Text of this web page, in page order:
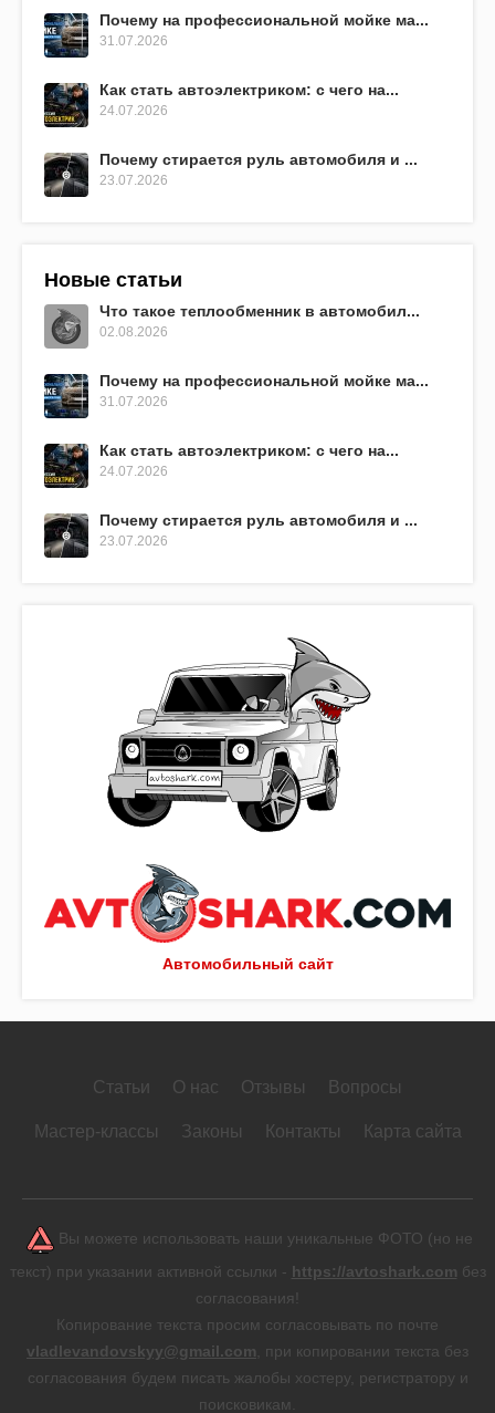
Автомобильный сайт
Почему на профессиональной мойке ма...
31.07.2026
Как стать автоэлектриком: с чего на...
24.07.2026
Почему стирается руль автомобиля и ...
23.07.2026
Новые статьи
Что такое теплообменник в автомобил...
02.08.2026
Почему на профессиональной мойке ма...
31.07.2026
Как стать автоэлектриком: с чего на...
24.07.2026
Почему стирается руль автомобиля и ...
23.07.2026
Статьи О нас Отзывы Вопросы
Мастер-классы Законы Контакты Карта сайта
Вы можете использовать наши уникальные ФОТО (но не
текст) при указании активной ссылки - https://avtoshark.com без
согласования!
Копирование текста просим согласовывать по почте
vladlevandovskyy@gmail.com , при копировании текста без
согласования будем писать жалобы хостеру, регистратору и
поисковикам.